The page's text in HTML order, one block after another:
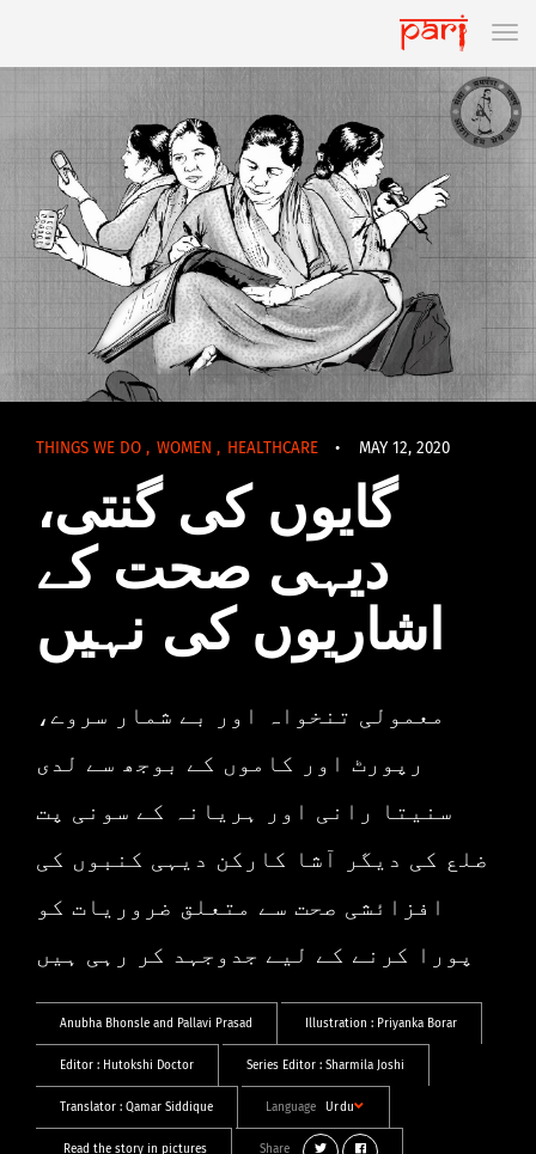
THINGS WE DO , WOMEN , HEALTHCARE • MAY 12, 2020
گایوں کی گنتی،
دیہی صحت کے
اشاریوں کی نہیں
معمولی تنخواہ اور بے شمار سروے،
رپورٹ اور کاموں کے بوجھ سے لدی
سنیتا رانی اور ہریانہ کے سونی پت
ضلع کی دیگر آشا کارکن دیہی کنبوں کی
افزائشی صحت سے متعلق ضروریات کو
پورا کرنے کے لیے جدوجہد کر رہی ہیں
Anubha Bhonsle and Pallavi Prasad Illustration : Priyanka Borar
Editor : Hutokshi Doctor Series Editor : Sharmila Joshi
Translator : Qamar Siddique Language Urdu
Read the story in pictures Share